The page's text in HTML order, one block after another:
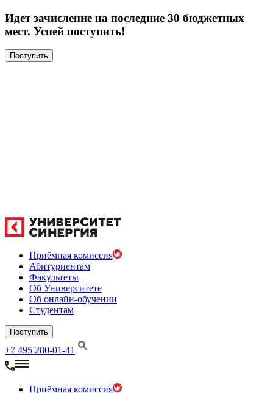
Идет зачисление на последние 30 бюджетных
мест. Успей поступить!
Поступить
Приёмная комиссия
Абитуриентам
Факультеты
Об Университете
Об онлайн-обучении
Студентам
Поступить
+7 495 280-01-41
Приёмная комиссия